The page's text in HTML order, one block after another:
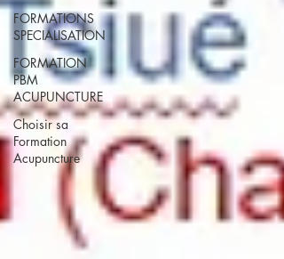
FORMATIONS
SPECIALISATION
FORMATION
PBM
ACUPUNCTURE
Choisir sa
Formation
Acupuncture